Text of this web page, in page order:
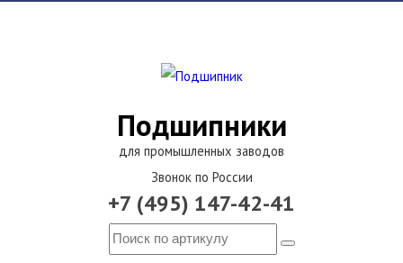
Подшипники
для промышленных заводов
Звонок по России
+7 (495) 147-42-41